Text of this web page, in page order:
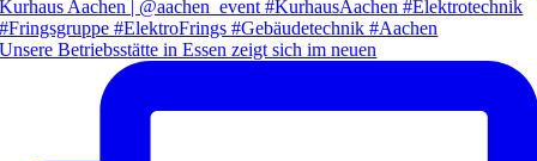
Unsere Betriebsstätte in Essen zeigt sich im neuen